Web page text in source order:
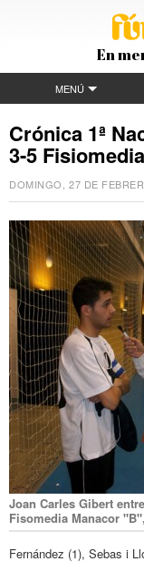
En
MENÚ
Crónica 1ª
3-5
DOMINGO, 27 DE
Joan Carles Gibert
Fisomedia Manacor
Fernández (1), Sebas i